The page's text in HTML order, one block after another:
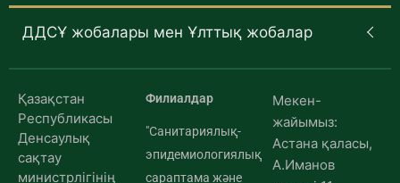
ДДСҰ жобалары мен Ұлттық жобалар
Қазақстан
Республикасы
Денсаулық
сақтау
министрлігінің
Филиалдар
"Санитариялық-
эпидемиологиялық
сараптама және
Мекен-
жайымыз:
Астана қаласы,
А.Иманов